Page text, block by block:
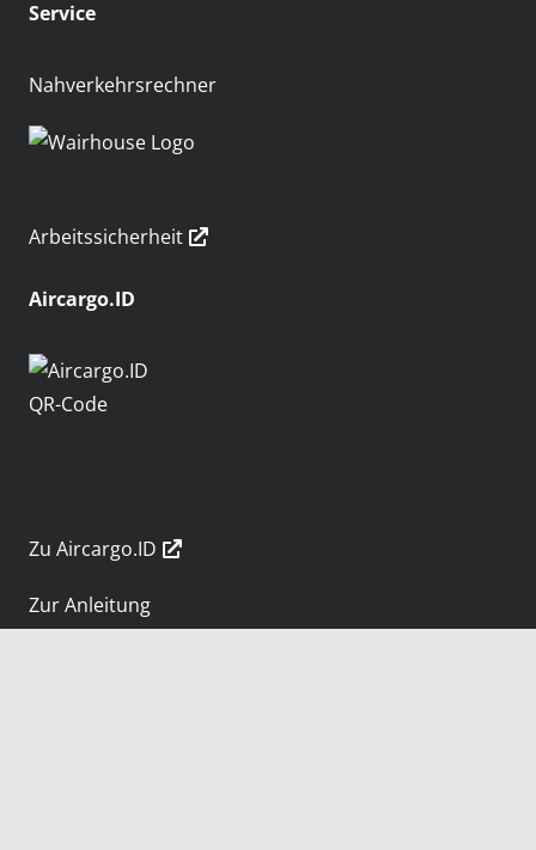
Service
Nahverkehrsrechner
Arbeitssicherheit
Aircargo.ID
Zu Aircargo.ID
Zur Anleitung